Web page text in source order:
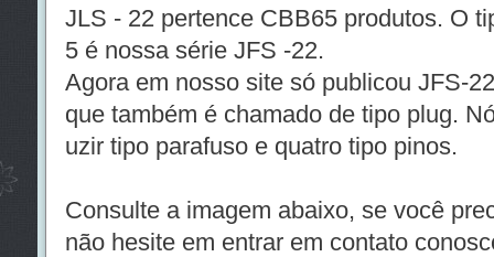
JLS - 22 pertence CBB65 produtos. O
5 é nossa série JFS -22.
Agora em nosso site só publicou JFS-
que também é chamado de tipo plug.
uzir tipo parafuso e quatro tipo pinos.
Consulte a imagem abaixo, se você
não hesite em entrar em contato